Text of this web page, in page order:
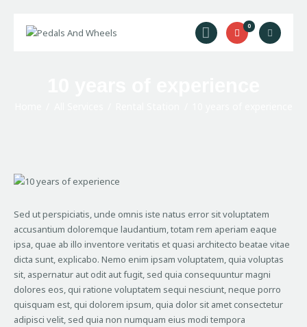
0
Contact Us
Sed ut perspiciatis, unde omnis iste natus error sit voluptatem
accusantium doloremque laudantium, totam rem aperiam eaque
ipsa, quae ab illo inventore veritatis et quasi architecto beatae vitae
dicta sunt, explicabo. Nemo enim ipsam voluptatem, quia voluptas
sit, aspernatur aut odit aut fugit, sed quia consequuntur magni
dolores eos, qui ratione voluptatem sequi nesciunt, neque porro
quisquam est, qui dolorem ipsum, quia dolor sit amet consectetur
adipisci velit, sed quia non numquam eius modi tempora